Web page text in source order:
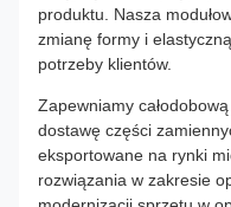
produktu. Nasza
zmianę formy i
potrzeby klientów.
Zapewniamy
dostawę części
eksportowane na rynki
rozwiązania w zakresie